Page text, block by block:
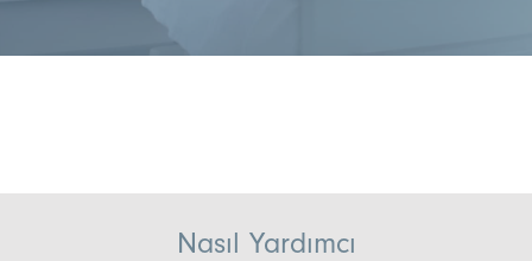
Nasıl Yardımcı